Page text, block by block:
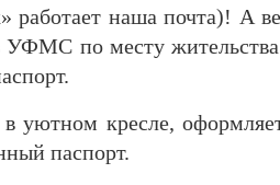
работает наша почта)! А
УФМС по месту
уютном кресле,
паспорт.